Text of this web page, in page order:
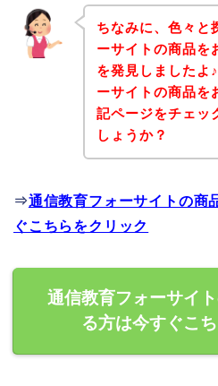
ちなみに、色々と
ーサイトの商品を
を発見しましたよ
ーサイトの商品を
記ページをチェッ
しょうか？
⇒通信教育フォーサイトの商
ぐこちらをクリック
通信教育フォーサイ
る方は今すぐこ